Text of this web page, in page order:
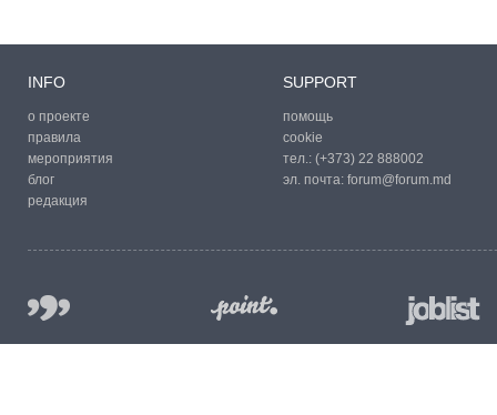
INFO
о проекте
правила
мероприятия
блог
редакция
SUPPORT
помощь
cookie
тел.: (+373) 22 888002
эл. почта: forum@forum.md